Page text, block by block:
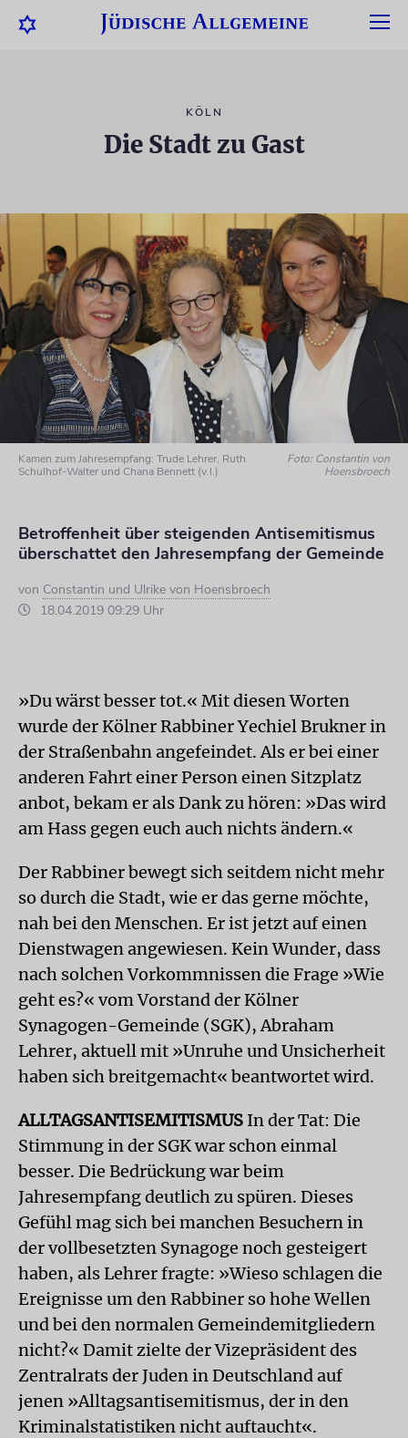
KÖLN
Die Stadt zu Gast
Kamen zum Jahresempfang: Trude Lehrer, Ruth
Schulhof-Walter und Chana Bennett (v.l.)
Foto: Constantin von
Hoensbroech
Betroffenheit über steigenden Antisemitismus
überschattet den Jahresempfang der Gemeinde
von Constantin und Ulrike von Hoensbroech
18.04.2019 09:29 Uhr
»Du wärst besser tot.« Mit diesen Worten
wurde der Kölner Rabbiner Yechiel Brukner in
der Straßenbahn angefeindet. Als er bei einer
anderen Fahrt einer Person einen Sitzplatz
anbot, bekam er als Dank zu hören: »Das wird
am Hass gegen euch auch nichts ändern.«
Der Rabbiner bewegt sich seitdem nicht mehr
so durch die Stadt, wie er das gerne möchte,
nah bei den Menschen. Er ist jetzt auf einen
Dienstwagen angewiesen. Kein Wunder, dass
nach solchen Vorkommnissen die Frage »Wie
geht es?« vom Vorstand der Kölner
Synagogen-Gemeinde (SGK), Abraham
Lehrer, aktuell mit »Unruhe und Unsicherheit
haben sich breitgemacht« beantwortet wird.
ALLTAGSANTISEMITISMUS In der Tat: Die
Stimmung in der SGK war schon einmal
besser. Die Bedrückung war beim
Jahresempfang deutlich zu spüren. Dieses
Gefühl mag sich bei manchen Besuchern in
der vollbesetzten Synagoge noch gesteigert
haben, als Lehrer fragte: »Wieso schlagen die
Ereignisse um den Rabbiner so hohe Wellen
und bei den normalen Gemeindemitgliedern
nicht?« Damit zielte der Vizepräsident des
Zentralrats der Juden in Deutschland auf
jenen »Alltagsantisemitismus, der in den
Kriminalstatistiken nicht auftaucht«.